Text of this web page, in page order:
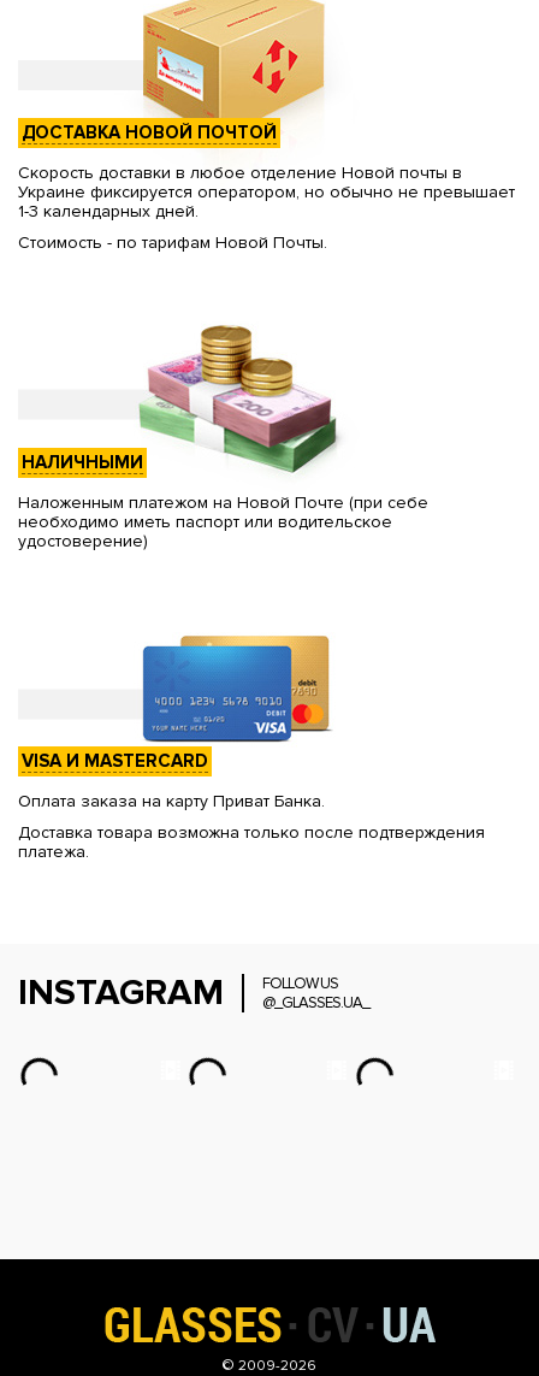
ДОСТАВКА НОВОЙ ПОЧТОЙ
Скорость доставки в любое отделение Новой почты в
Украине фиксируется оператором, но обычно не превышает
1-3 календарных дней.
Стоимость - по тарифам Новой Почты.
НАЛИЧНЫМИ
Наложенным платежом на Новой Почте (при себе
необходимо иметь паспорт или водительское
удостоверение)
VISA И MASTERCARD
Оплата заказа на карту Приват Банка.
Доставка товара возможна только после подтверждения
платежа.
INSTAGRAM
FOLLOW US
@_GLASSES.UA_
© 2009-2026